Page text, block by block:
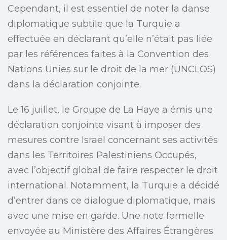
Cependant, il est essentiel de noter la danse
diplomatique subtile que la Turquie a
effectuée en déclarant qu’elle n’était pas liée
par les références faites à la Convention des
Nations Unies sur le droit de la mer (UNCLOS)
dans la déclaration conjointe.
Le 16 juillet, le Groupe de La Haye a émis une
déclaration conjointe visant à imposer des
mesures contre Israël concernant ses activités
dans les Territoires Palestiniens Occupés,
avec l’objectif global de faire respecter le droit
international. Notamment, la Turquie a décidé
d’entrer dans ce dialogue diplomatique, mais
avec une mise en garde. Une note formelle
envoyée au Ministère des Affaires Étrangères